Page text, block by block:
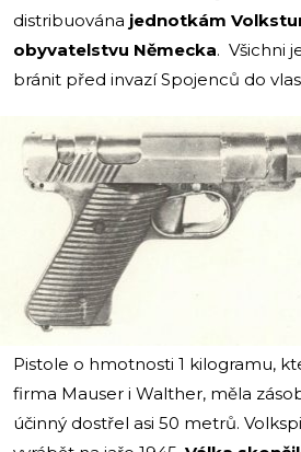
distribuována jednotkám
obyvatelstvu Německa. Všichni
bránit před invazí Spojenců do
Pistole o hmotnosti 1 kilogramu,
firma Mauser i Walther, měla
účinný dostřel asi 50 metrů.